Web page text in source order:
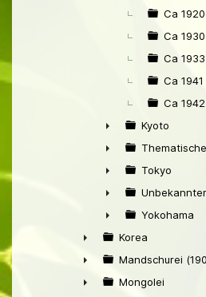
Ca 1920
Ca 1930
Ca 1933
Ca 1941
Ca 1942
►
Kyoto
►
►
Tokyo
►
►
Yokohama
►
Korea
►
Mandschurei
Mongolei